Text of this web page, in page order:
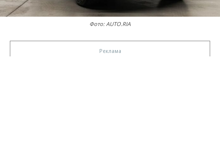
Фото: AUTO.RIA